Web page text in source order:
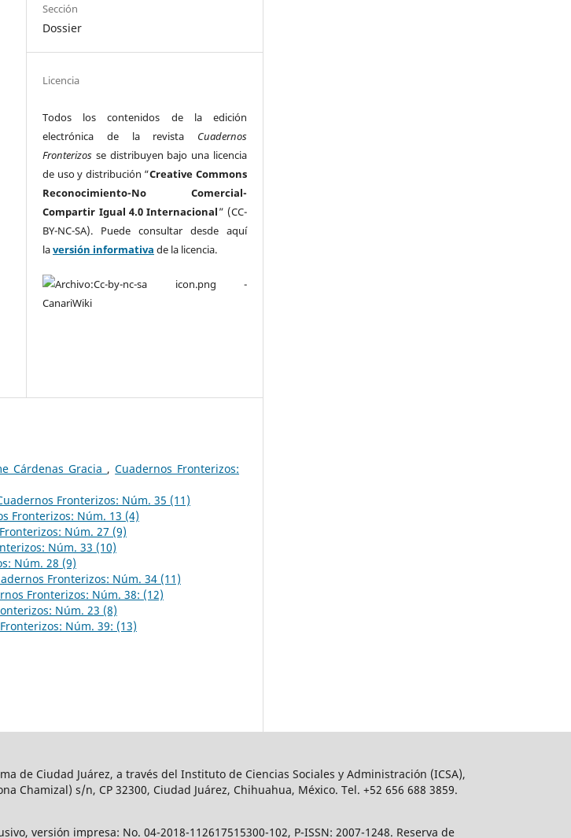
Sección
Dossier
Licencia
Todos los contenidos de la edición
electrónica de la revista Cuadernos
Fronterizos se distribuyen bajo una licencia
de uso y distribución “Creative Commons
Reconocimiento-No Comercial-
Compartir Igual 4.0 Internacional” (CC-
BY-NC-SA). Puede consultar desde aquí
laversión informativa de la licencia.
Cárdenas Gracia ,Cuadernos Fronterizos:
Fronterizos: Núm. 35 (11)
Fronterizos: Núm. 13 (4)
Núm. 27 (9)
Núm. 33 (10)
Núm. 28 (9)
Fronterizos: Núm. 34 (11)
Fronterizos: Núm. 38: (12)
Núm. 23 (8)
Núm. 39: (13)
de Ciudad Juárez, a través del Instituto de Ciencias Sociales y Administración (ICSA),
s/n, CP 32300, Ciudad Juárez, Chihuahua, México. Tel. +52 656 688 3859.
versión impresa: No. 04-2018-112617515300-102, P-ISSN: 2007-1248. Reserva de